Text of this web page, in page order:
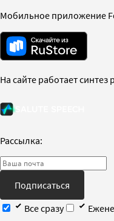
Мобильное приложение
На сайте работает синтез
Рассылка:
Подписаться
Все сразу